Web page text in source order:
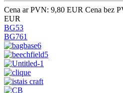
Cena ar PVN: 9,80 EUR Cena bez
EUR
BG53
BG761